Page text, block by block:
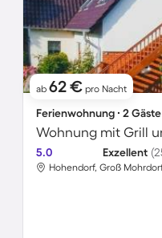
ab 62 € pro Nacht
Ferienwohnung ∙ 2
5.0 Exzellent
Hohendorf, Groß